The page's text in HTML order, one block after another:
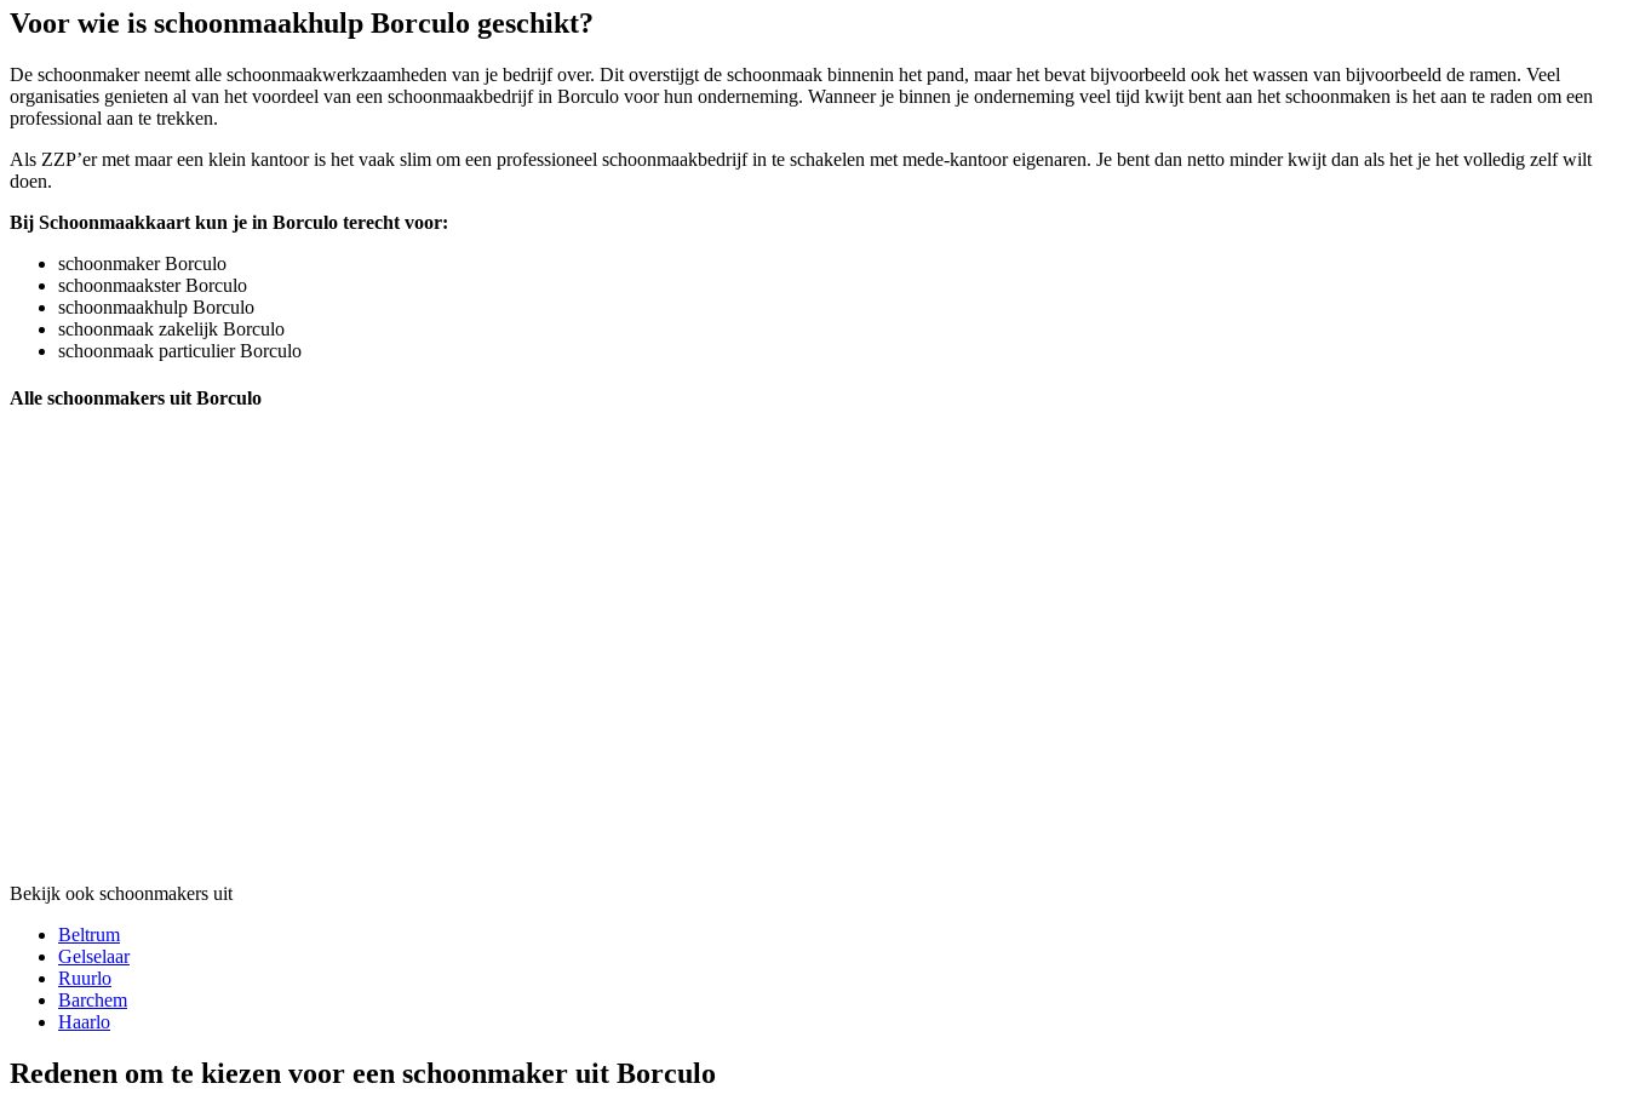
Voor wie is schoonmaakhulp Borculo geschikt?
De schoonmaker neemt alle schoonmaakwerkzaamheden van je bedrijf over. Dit overstijgt de schoonmaak binnenin het pand, maar het bevat bijvoorbeeld ook het wassen van bijvoorbeeld de ramen. Veel
organisaties genieten al van het voordeel van een schoonmaakbedrijf in Borculo voor hun onderneming. Wanneer je binnen je onderneming veel tijd kwijt bent aan het schoonmaken is het aan te raden om een
professional aan te trekken.
Als ZZP’er met maar een klein kantoor is het vaak slim om een professioneel schoonmaakbedrijf in te schakelen met mede-kantoor eigenaren. Je bent dan netto minder kwijt dan als het je het volledig zelf wilt
doen.
Bij Schoonmaakkaart kun je in Borculo terecht voor:
schoonmaker Borculo
schoonmaakster Borculo
schoonmaakhulp Borculo
schoonmaak zakelijk Borculo
schoonmaak particulier Borculo
Alle schoonmakers uit Borculo
Bekijk ook schoonmakers uit
Beltrum
Gelselaar
Ruurlo
Barchem
Haarlo
Redenen om te kiezen voor een schoonmaker uit Borculo